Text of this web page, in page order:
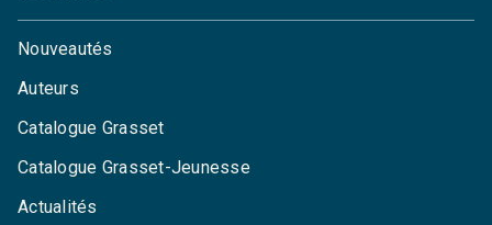
Nouveautés
Auteurs
Catalogue Grasset
Catalogue Grasset-Jeunesse
Actualités